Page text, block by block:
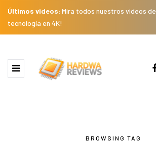
Últimos videos: Mira todos nuestros videos de
tecnología en 4K!
BROWSING TAG